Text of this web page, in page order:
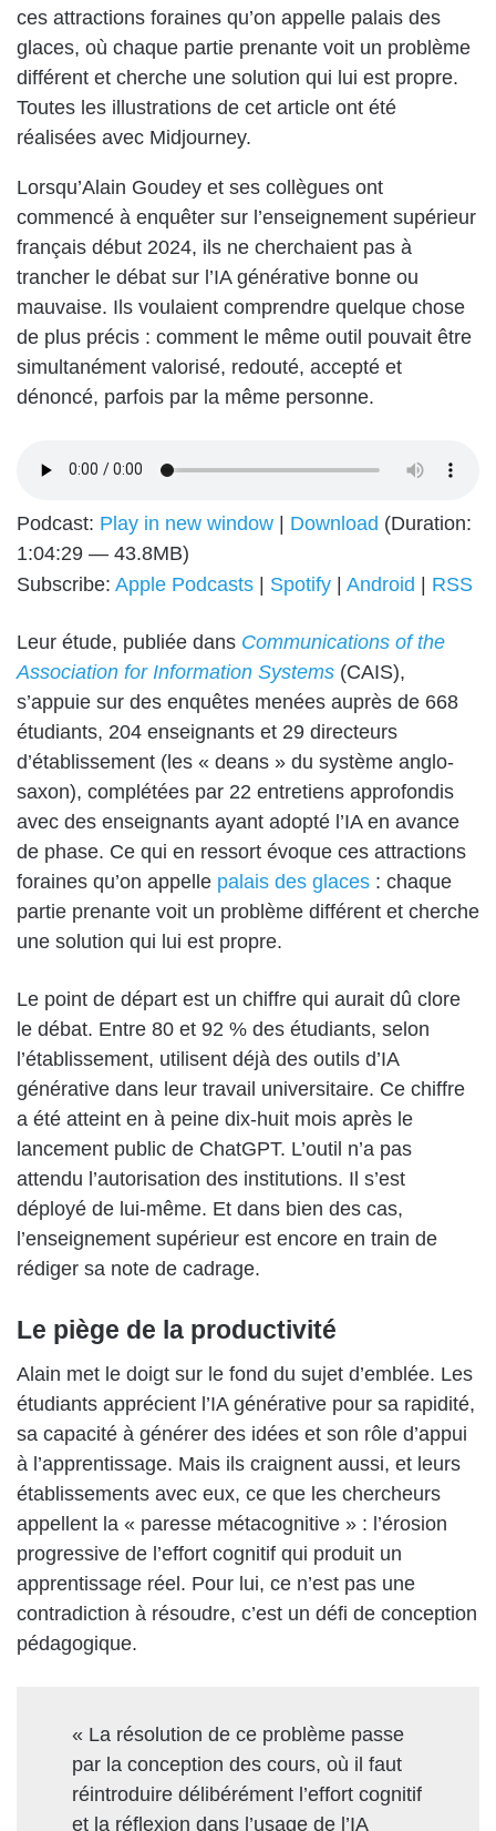
ces attractions foraines qu’on appelle palais des
glaces, où chaque partie prenante voit un problème
différent et cherche une solution qui lui est propre.
Toutes les illustrations de cet article ont été
réalisées avec Midjourney.
Lorsqu’Alain Goudey et ses collègues ont
commencé à enquêter sur l’enseignement supérieur
français début 2024, ils ne cherchaient pas à
trancher le débat sur l’IA générative bonne ou
mauvaise. Ils voulaient comprendre quelque chose
de plus précis : comment le même outil pouvait être
simultanément valorisé, redouté, accepté et
dénoncé, parfois par la même personne.
Podcast: Play in new window | Download (Duration:
1:04:29 — 43.8MB)
Subscribe: Apple Podcasts | Spotify | Android | RSS
Leur étude, publiée dans Communications of the
Association for Information Systems (CAIS),
s’appuie sur des enquêtes menées auprès de 668
étudiants, 204 enseignants et 29 directeurs
d’établissement (les « deans » du système anglo-
saxon), complétées par 22 entretiens approfondis
avec des enseignants ayant adopté l’IA en avance
de phase. Ce qui en ressort évoque ces attractions
foraines qu’on appelle palais des glaces : chaque
partie prenante voit un problème différent et cherche
une solution qui lui est propre.
Le point de départ est un chiffre qui aurait dû clore
le débat. Entre 80 et 92 % des étudiants, selon
l’établissement, utilisent déjà des outils d’IA
générative dans leur travail universitaire. Ce chiffre
a été atteint en à peine dix-huit mois après le
lancement public de ChatGPT. L’outil n’a pas
attendu l’autorisation des institutions. Il s’est
déployé de lui-même. Et dans bien des cas,
l’enseignement supérieur est encore en train de
rédiger sa note de cadrage.
Le piège de la productivité
Alain met le doigt sur le fond du sujet d’emblée. Les
étudiants apprécient l’IA générative pour sa rapidité,
sa capacité à générer des idées et son rôle d’appui
à l’apprentissage. Mais ils craignent aussi, et leurs
établissements avec eux, ce que les chercheurs
appellent la « paresse métacognitive » : l’érosion
progressive de l’effort cognitif qui produit un
apprentissage réel. Pour lui, ce n’est pas une
contradiction à résoudre, c’est un défi de conception
pédagogique.
« La résolution de ce problème passe
par la conception des cours, où il faut
réintroduire délibérément l’effort cognitif
et la réflexion dans l’usage de l’IA